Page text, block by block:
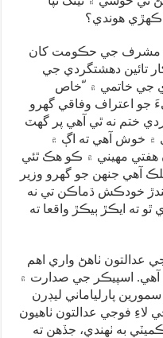
ڪهڙي هوندي؟
مشرف جي حڪومت کان
تائين دهشتگردي جي
جي خاتمي ۾ ّخاص
جو اعتراف وفاقي گھرو
ختم نه ٿي آهي پر گھٽ
۾ خوش آهي ته اڳ ۾
هفتي مهيني ۾ ڪو هڪ ٿئي
آهي جنهن جو گھرو وزير
خودڪش ڌماڪن تي نه
ته ايڪڙ ٻيڪڙ واقعا ته
ٺاهڻ واري اهم
آهي. اسپيڪر جي صدارت ۾
پارلياماني ليڊرن
لاءِ فوجي عدالتون ٺاهيون
به ٺهندي، جڏهن ته